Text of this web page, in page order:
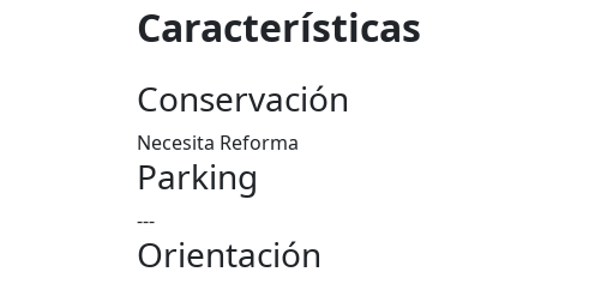
Características
Conservación
Necesita Reforma
Parking
---
Orientación